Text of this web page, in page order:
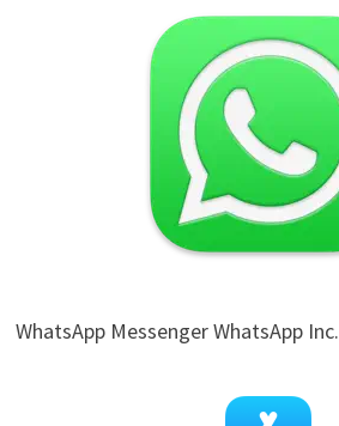
WhatsApp Messenger WhatsApp Inc.